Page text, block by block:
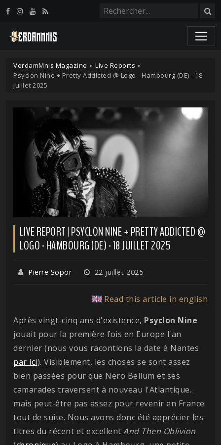
VerdamMnis Magazine » Live Reports »
Psyclon Nine + Pretty Addicted @ Logo - Hambourg (DE) - 18
juillet 2025
LIVE REPORT | PSYCLON NINE + PRETTY ADDICTED @
LOGO - HAMBOURG (DE) - 18 JUILLET 2025
Pierre Sopor 22 juillet 2025
Read this article in english
Après vingt-cinq ans d'existence, Psyclon Nine
jouait pour la première fois en Europe l'an
dernier (nous vous racontions la date à Nantes
par ici). Visiblement, les choses se sont assez
bien passées pour que Nero Bellum et ses
camarades traversent à nouveau l'Atlantique...
mais peut-être pas assez pour revenir en France
tout de suite. Nous avons donc été apprécier les
titres du récent et excellent And Then Oblivion
Panneau de gestion des cookies